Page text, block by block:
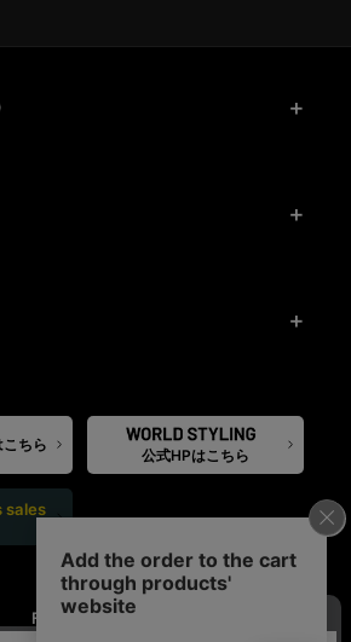
ちら
公式HPはこちら
sales
FOLLOW US: